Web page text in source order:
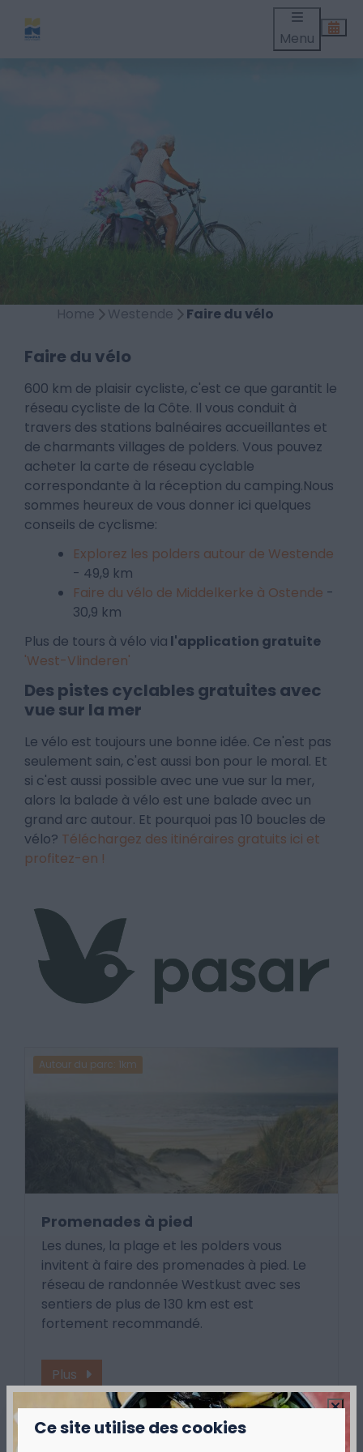
Menu
Home Westende Faire du vélo
Faire du vélo
600 km de plaisir cycliste, c'est ce que garantit le
réseau cycliste de la Côte. Il vous conduit à
travers des stations balnéaires accueillantes et
de charmants villages de polders. Vous pouvez
acheter la carte de réseau cyclable
correspondante à la réception du camping.Nous
sommes heureux de vous donner ici quelques
conseils de cyclisme:
Explorez les polders autour de Westende
- 49,9 km
Faire du vélo de Middelkerke à Ostende -
30,9 km
Plus de tours à vélo via l'application gratuite
'West-Vlinderen'
Des pistes cyclables gratuites avec
vue sur la mer
Le vélo est toujours une bonne idée. Ce n'est pas
seulement sain, c'est aussi bon pour le moral. Et
si c'est aussi possible avec une vue sur la mer,
alors la balade à vélo est une balade avec un
grand arc autour. Et pourquoi pas 10 boucles de
vélo? Téléchargez des itinéraires gratuits ici et
profitez-en !
Autour du parc: 1km
Promenades à pied
Les dunes, la plage et les polders vous
invitent à faire des promenades à pied. Le
réseau de randonnée Westkust avec ses
sentiers de plus de 130 km est est
fortement recommandé.
Plus
Ce site utilise des cookies